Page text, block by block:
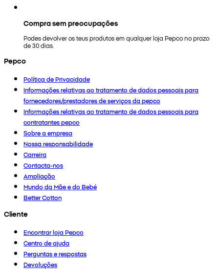
Compra sem preocupações
Podes devolver os teus produtos em qualquer loja Pepco no prazo
de 30 dias.
Pepco
Política de Privacidade
Informações relativas ao tratamento de dados pessoais para
fornecedores/prestadores de serviços da pepco
Informações relativas ao tratamento de dados pessoais para
contratantes pepco
Sobre a empresa
Nossa responsabilidade
Carreira
Contacta-nos
Ampliação
Mundo da Mãe e do Bebé
Better Cotton
Cliente
Encontrar loja Pepco
Centro de ajuda
Perguntas e respostas
Devoluções